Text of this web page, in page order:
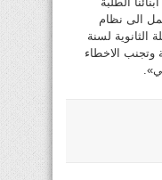
الى نظام
الثانوية لسنة
وتجنب الاخطاء